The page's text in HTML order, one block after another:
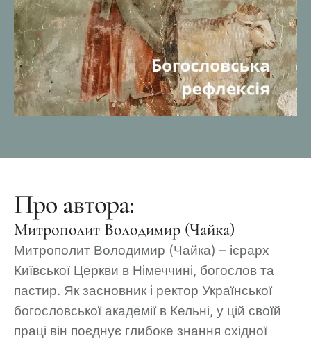
Про автора:
Митрополит Володимир (Чайка)
Митрополит Володимир (Чайка) – ієрарх
Київської Церкви в Німеччині, богослов та
пастир. Як засновник і ректор Української
богословської академії в Кельні, у цій своїй
праці він поєднує глибоке знання східної